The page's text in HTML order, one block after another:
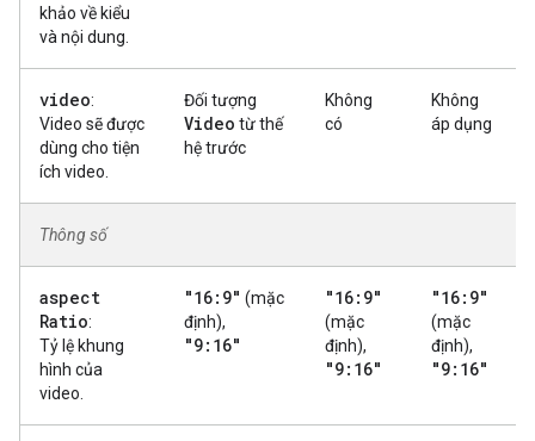
khảo về kiểu
và nội dung.
video:
Video sẽ được
dùng cho tiện
ích video.
Đối tượng
Video từ thế
hệ trước
Không
có
Không
áp dụng
Thông số
aspect
Ratio:
Tỷ lệ khung
hình của
video.
"16:9" (mặc
định),
"9:16"
"16:9"
(mặc
định),
"9:16"
"16:9"
(mặc
định),
"9:16"